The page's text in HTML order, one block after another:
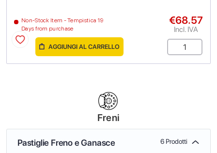
Non-Stock Item - Tempistica 19
Days from purchase
€68.57
Incl. IVA
AGGIUNGI AL CARRELLO
Freni
Pastiglie Freno e Ganasce 6 Prodotti